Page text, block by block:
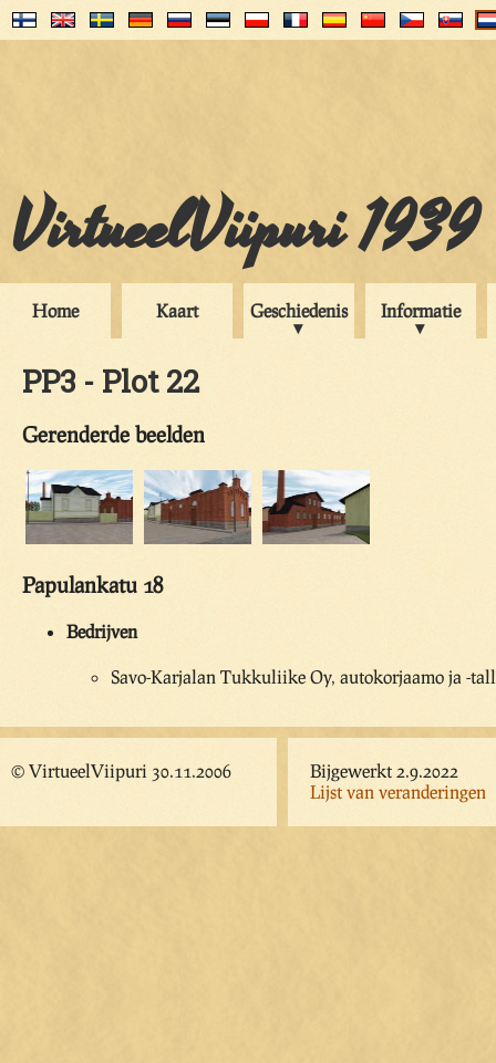
VirtueelViipuri 1939
Home Kaart Geschiedenis Informatie
PP3 - Plot 22
Gerenderde beelden
Papulankatu 18
Bedrijven
Savo-Karjalan Tukkuliike Oy, autokorjaamo ja -
© VirtueelViipuri 30.11.2006
Bijgewerkt 2.9.2022
Lijst van veranderingen